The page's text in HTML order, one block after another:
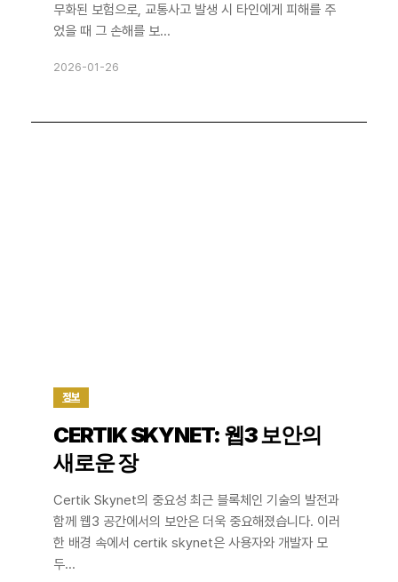
무화된 보험으로, 교통사고 발생 시 타인에게 피해를 주
었을 때 그 손해를 보...
2026-01-26
정보
CERTIK SKYNET: 웹3 보안의
새로운 장
Certik Skynet의 중요성 최근 블록체인 기술의 발전과
함께 웹3 공간에서의 보안은 더욱 중요해졌습니다. 이러
한 배경 속에서 certik skynet은 사용자와 개발자 모
두...